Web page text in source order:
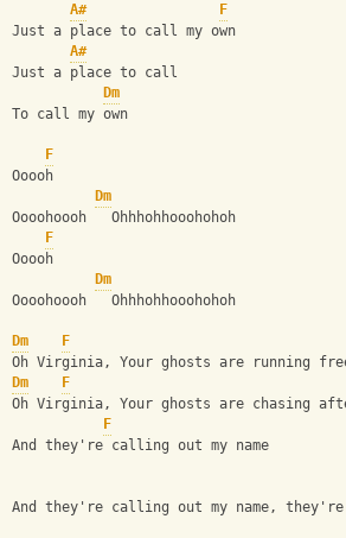
A#
F
Just a place to call my own
A#
Just a place to call
Dm
To call my own
F
Ooooh
Dm
Oooohoooh   Ohhhohhooohohoh
F
Ooooh
Dm
Oooohoooh   Ohhhohhooohohoh
Dm
F
Oh Virginia, Your ghosts are running
Dm
F
Oh Virginia, Your ghosts are chasing
F
And they're calling out my name
And they're calling out my name, they're